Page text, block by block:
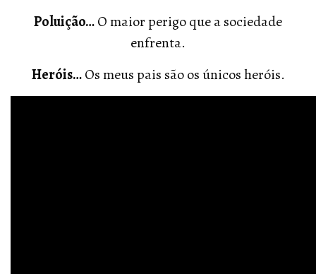
Poluição…O maior perigo que a sociedade
enfrenta.
Heróis…Os meus pais são os únicos heróis.